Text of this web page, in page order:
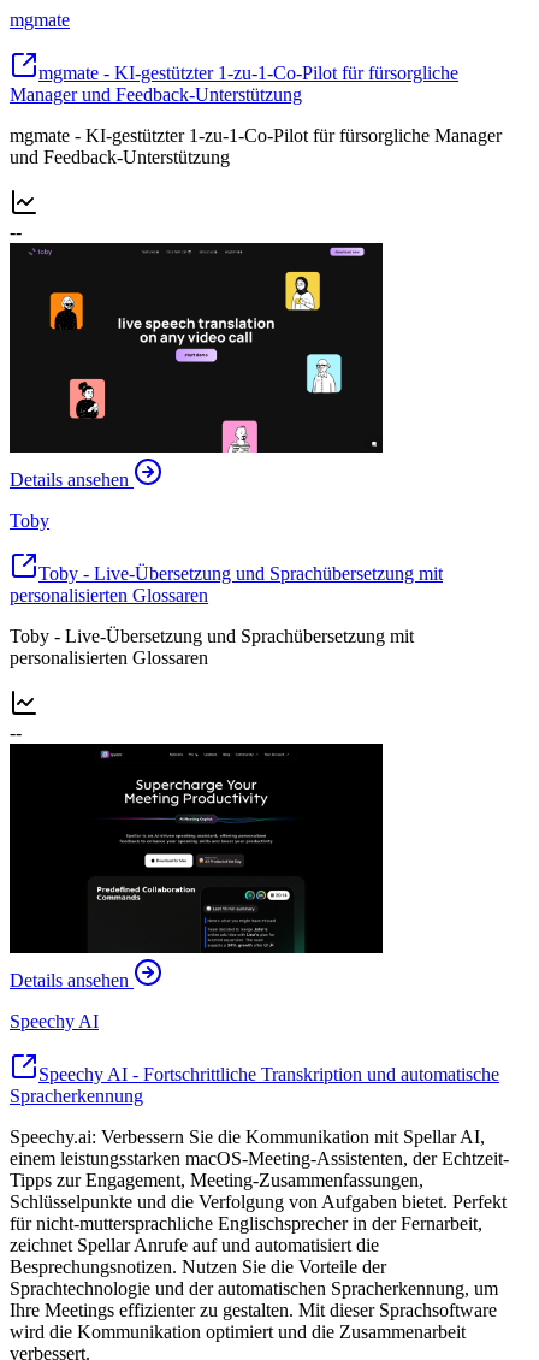
mgmate
mgmate - KI-gestützter 1-zu-1-Co-Pilot für fürsorgliche
Manager und Feedback-Unterstützung
mgmate - KI-gestützter 1-zu-1-Co-Pilot für fürsorgliche Manager
und Feedback-Unterstützung
--
Details ansehen
Toby
Toby - Live-Übersetzung und Sprachübersetzung mit
personalisierten Glossaren
Toby - Live-Übersetzung und Sprachübersetzung mit
personalisierten Glossaren
--
Details ansehen
Speechy AI
Speechy AI - Fortschrittliche Transkription und automatische
Spracherkennung
Speechy.ai: Verbessern Sie die Kommunikation mit Spellar AI,
einem leistungsstarken macOS-Meeting-Assistenten, der Echtzeit-
Tipps zur Engagement, Meeting-Zusammenfassungen,
Schlüsselpunkte und die Verfolgung von Aufgaben bietet. Perfekt
für nicht-muttersprachliche Englischsprecher in der Fernarbeit,
zeichnet Spellar Anrufe auf und automatisiert die
Besprechungsnotizen. Nutzen Sie die Vorteile der
Sprachtechnologie und der automatischen Spracherkennung, um
Ihre Meetings effizienter zu gestalten. Mit dieser Sprachsoftware
wird die Kommunikation optimiert und die Zusammenarbeit
verbessert.